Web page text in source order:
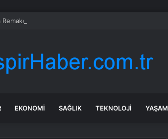
Şimdiden 2 Milyon Kez İstek Listesine Eklendi!
EKONOMI SAĞLIK TEKNOLOJI YAŞAM